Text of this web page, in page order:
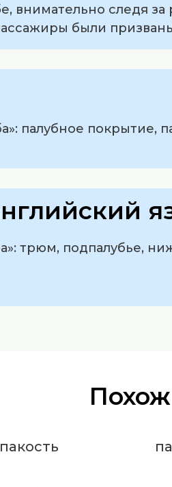
внимательно следя
были
палубное покрытие,
трюм, подпалубье,
пакость